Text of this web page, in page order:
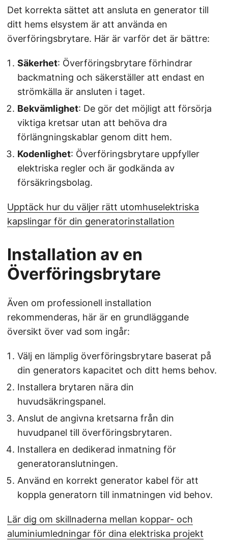
Det korrekta sättet att ansluta en generator till
ditt hems elsystem är att använda en
överföringsbrytare. Här är varför det är bättre:
Säkerhet: Överföringsbrytare förhindrar
backmatning och säkerställer att endast en
strömkälla är ansluten i taget.
Bekvämlighet: De gör det möjligt att försörja
viktiga kretsar utan att behöva dra
förlängningskablar genom ditt hem.
Kodenlighet: Överföringsbrytare uppfyller
elektriska regler och är godkända av
försäkringsbolag.
Upptäck hur du väljer rätt utomhuselektriska
kapslingar för din generatorinstallation
Installation av en
Överföringsbrytare
Även om professionell installation
rekommenderas, här är en grundläggande
översikt över vad som ingår:
Välj en lämplig överföringsbrytare baserat på
din generators kapacitet och ditt hems behov.
Installera brytaren nära din
huvudsäkringspanel.
Anslut de angivna kretsarna från din
huvudpanel till överföringsbrytaren.
Installera en dedikerad inmatning för
generatoranslutningen.
Använd en korrekt generator kabel för att
koppla generatorn till inmatningen vid behov.
Lär dig om skillnaderna mellan koppar- och
aluminiumledningar för dina elektriska projekt